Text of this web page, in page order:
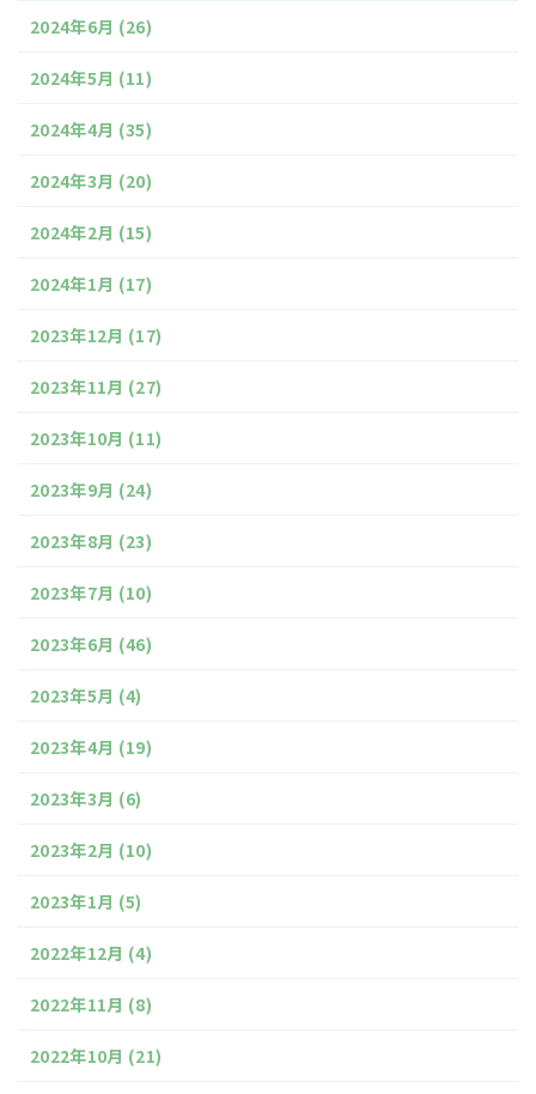
2024年6月 (26)
2024年5月 (11)
2024年4月 (35)
2024年3月 (20)
2024年2月 (15)
2024年1月 (17)
2023年12月 (17)
2023年11月 (27)
2023年10月 (11)
2023年9月 (24)
2023年8月 (23)
2023年7月 (10)
2023年6月 (46)
2023年5月 (4)
2023年4月 (19)
2023年3月 (6)
2023年2月 (10)
2023年1月 (5)
2022年12月 (4)
2022年11月 (8)
2022年10月 (21)